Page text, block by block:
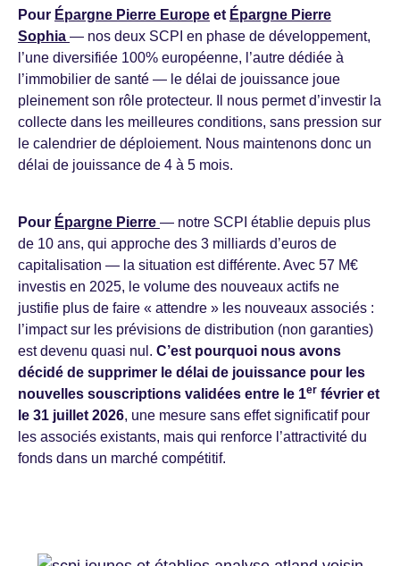
Pour Épargne Pierre Europe et Épargne Pierre
Sophia — nos deux SCPI en phase de développement,
l’une diversifiée 100% européenne, l’autre dédiée à
l’immobilier de santé — le délai de jouissance joue
pleinement son rôle protecteur. Il nous permet d’investir la
collecte dans les meilleures conditions, sans pression sur
le calendrier de déploiement. Nous maintenons donc un
délai de jouissance de 4 à 5 mois.
Pour Épargne Pierre — notre SCPI établie depuis plus
de 10 ans, qui approche des 3 milliards d’euros de
capitalisation — la situation est différente. Avec 57 M€
investis en 2025, le volume des nouveaux actifs ne
justifie plus de faire « attendre » les nouveaux associés :
l’impact sur les prévisions de distribution (non garanties)
est devenu quasi nul. C’est pourquoi nous avons
décidé de supprimer le délai de jouissance pour les
nouvelles souscriptions validées entre le 1er février et
le 31 juillet 2026, une mesure sans effet significatif pour
les associés existants, mais qui renforce l’attractivité du
fonds dans un marché compétitif.